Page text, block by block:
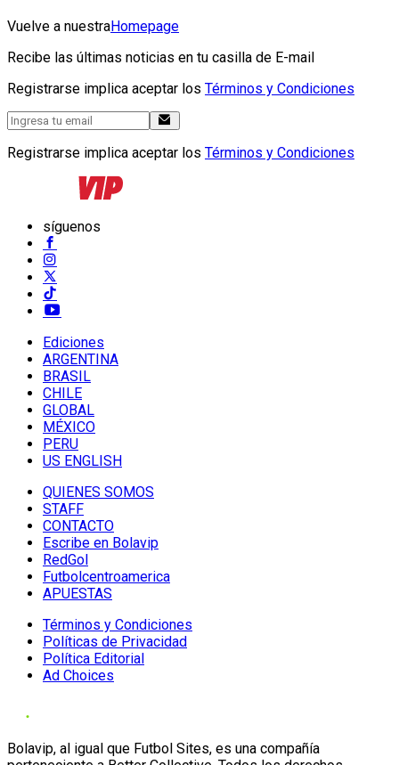
Vuelve a nuestraHomepage
Recibe las últimas noticias en tu casilla de E-mail
Registrarse implica aceptar los Términos y Condiciones
Registrarse implica aceptar los Términos y Condiciones
síguenos
Ediciones
ARGENTINA
BRASIL
CHILE
GLOBAL
MÉXICO
PERU
US ENGLISH
QUIENES SOMOS
STAFF
CONTACTO
Escribe en Bolavip
RedGol
Futbolcentroamerica
APUESTAS
Términos y Condiciones
Políticas de Privacidad
Política Editorial
Ad Choices
Bolavip, al igual que Futbol Sites, es una compañía